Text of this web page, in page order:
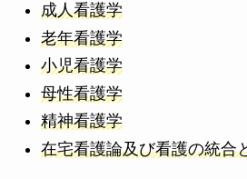
成人看護学
老年看護学
小児看護学
母性看護学
精神看護学
在宅看護論及び看護の統合